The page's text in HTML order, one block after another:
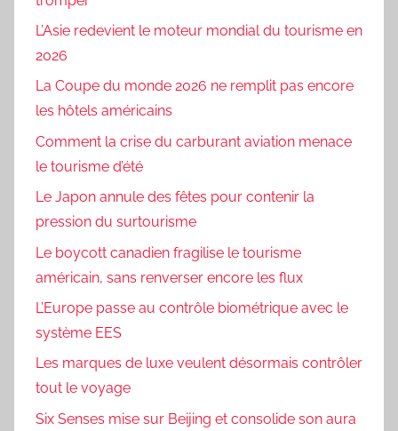
L’Asie redevient le moteur mondial du tourisme en
2026
La Coupe du monde 2026 ne remplit pas encore
les hôtels américains
Comment la crise du carburant aviation menace
le tourisme d’été
Le Japon annule des fêtes pour contenir la
pression du surtourisme
Le boycott canadien fragilise le tourisme
américain, sans renverser encore les flux
L’Europe passe au contrôle biométrique avec le
système EES
Les marques de luxe veulent désormais contrôler
tout le voyage
Six Senses mise sur Beijing et consolide son aura